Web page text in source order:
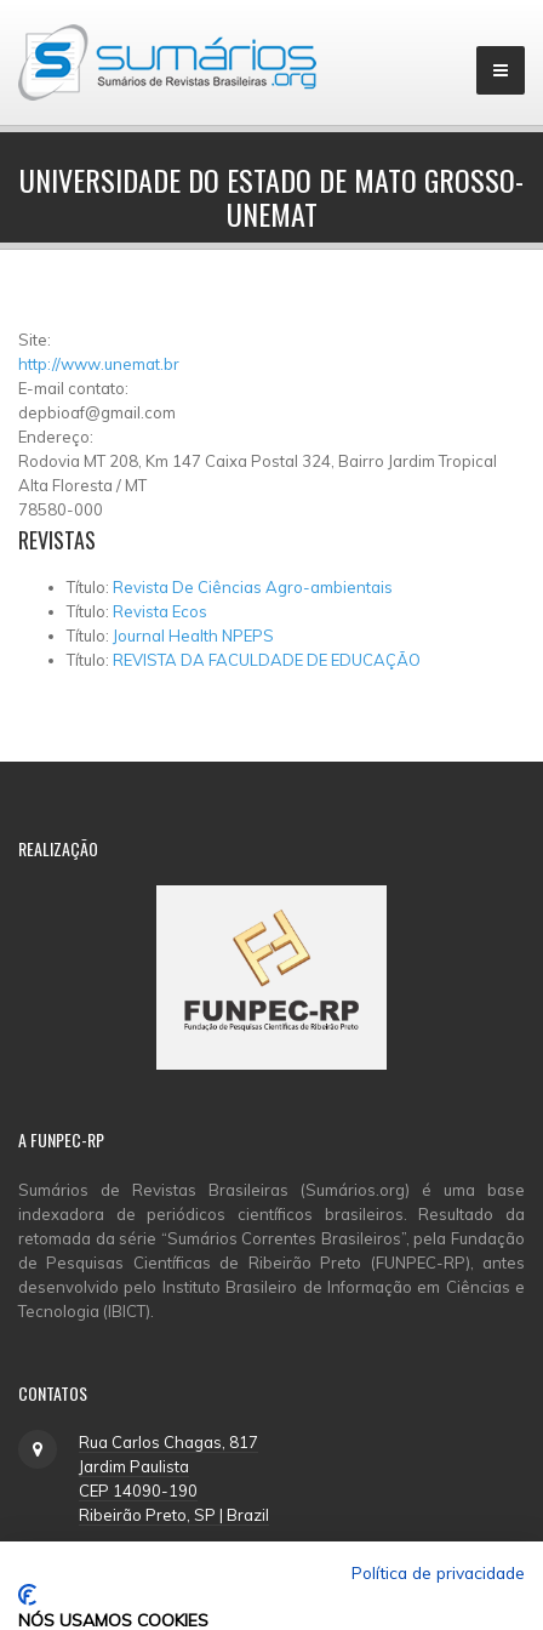
UNIVERSIDADE DO ESTADO DE MATO GROSSO-
UNEMAT
Site:
http://www.unemat.br
E-mail contato:
depbioaf@gmail.com
Endereço:
Rodovia MT 208, Km 147 Caixa Postal 324, Bairro Jardim Tropical
Alta Floresta / MT
78580-000
REVISTAS
Título: Revista De Ciências Agro-ambientais
Título: Revista Ecos
Título: Journal Health NPEPS
Título: REVISTA DA FACULDADE DE EDUCAÇÃO
REALIZAÇÃO
AFUNPEC-RP
Sumários de Revistas Brasileiras (Sumários.org) é uma base
indexadora de periódicos científicos brasileiros. Resultado da
retomada da série “Sumários Correntes Brasileiros”, pela Fundação
de Pesquisas Científicas de Ribeirão Preto (FUNPEC-RP), antes
desenvolvido pelo Instituto Brasileiro de Informação em Ciências e
Tecnologia (IBICT).
CONTATOS
Rua Carlos Chagas, 817
Jardim Paulista
CEP 14090-190
Ribeirão Preto, SP | Brazil
Política de privacidade
NÓS USAMOS COOKIES